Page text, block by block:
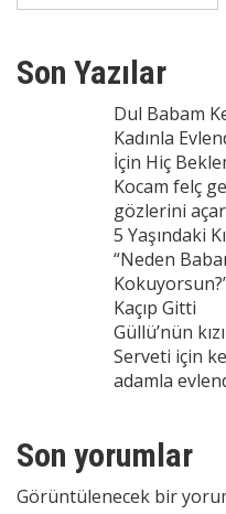
Son Yazılar
Dul Babam
Kadınla
İçin Hiç
Kocam felç
gözlerini açar
5 Yaşındaki
“Neden
Kaçıp Gitti
Güllü’nün
Serveti için
adamla
Son yorumlar
Görüntülenecek bir